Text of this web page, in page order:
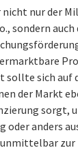
nur der
sondern
sollte sich auf
der Markt
sorgt,
oder anders